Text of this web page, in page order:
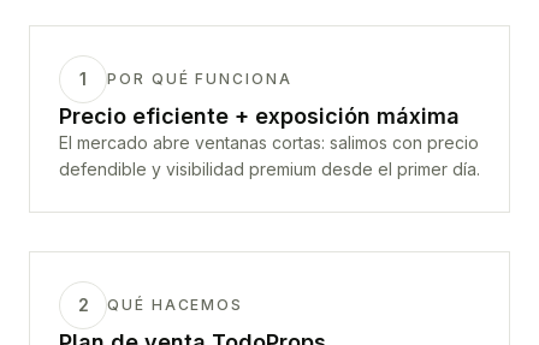
1 POR QUÉ FUNCIONA
Precio eficiente + exposición máxima
El mercado abre ventanas cortas: salimos con precio
defendible y visibilidad premium desde el primer día.
2 QUÉ HACEMOS